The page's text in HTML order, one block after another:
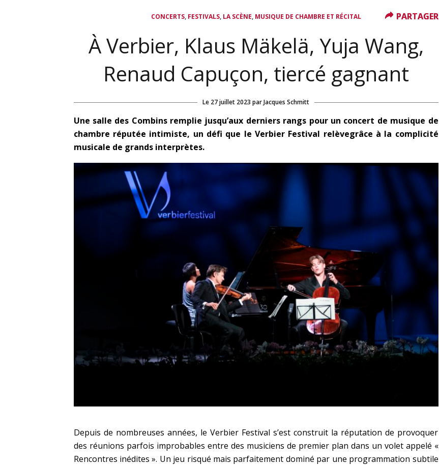
CONCERTS, FESTIVALS, LA SCÈNE, MUSIQUE DE CHAMBRE ET RÉCITAL
À Verbier, Klaus Mäkelä, Yuja Wang,
Renaud Capuçon, tiercé gagnant
Le 27 juillet 2023 parJacques Schmitt
Une salle des Combins remplie jusqu’aux derniers rangs pour un concert de musique de
chambre réputée intimiste, un défi que le Verbier Festival relèvegrâce à la complicité
musicale de grands interprètes.
Depuis de nombreuses années, le Verbier Festival s’est construit la réputation de provoquer
des réunions parfois improbables entre des musiciens de premier plan dans un volet appelé «
Rencontres inédites ». Un jeu risqué mais parfaitement dominé par une programmation subtile
PARTAGER
PARTAGER